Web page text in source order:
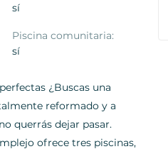
sí
Piscina comunitaria:
sí
¿Buscas una
reformado y a
querrás dejar pasar.
ofrece tres piscinas,